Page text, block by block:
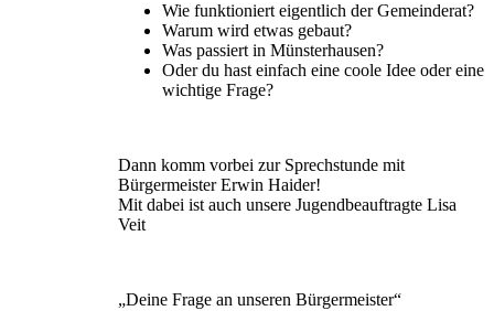
Wie funktioniert eigentlich der Gemeinderat?
Warum wird etwas gebaut?
Was passiert in Münsterhausen?
Oder du hast einfach eine coole Idee oder eine
wichtige Frage?
Dann komm vorbei zur Sprechstunde mit
Bürgermeister Erwin Haider!
Mit dabei ist auch unsere Jugendbeauftragte Lisa
Veit
„Deine Frage an unseren Bürgermeister“